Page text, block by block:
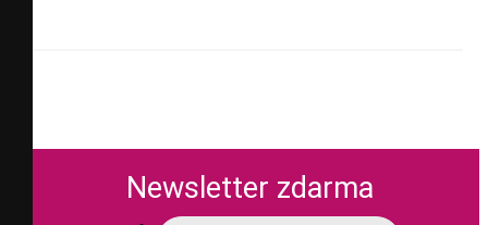
Newsletter zdarma